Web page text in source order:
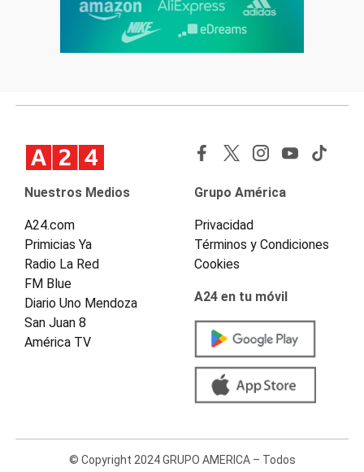
Nuestros Medios
A24.com
Primicias Ya
Radio La Red
FM Blue
Diario Uno Mendoza
San Juan 8
América TV
Grupo América
Privacidad
Términos y Condiciones
Cookies
A24 en tu móvil
© Copyright 2024 GRUPO AMERICA – Todos